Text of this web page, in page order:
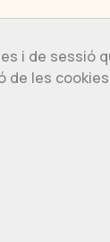
i de sessió
de les cookies